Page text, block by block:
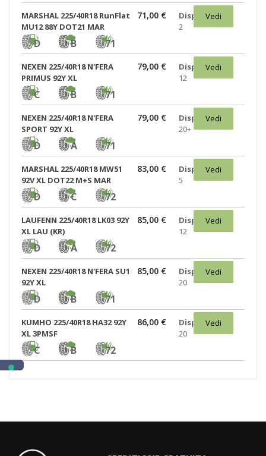
MARSHAL 225/40R18 RunFlat
MU12 88Y DOT21 MAR
D B 71
71,00 €
Disponibili:
2
Vedi
NEXEN 225/40R18 N'FERA
PRIMUS 92Y XL
C B 71
79,00 €
Disponibili:
12
Vedi
NEXEN 225/40R18 N'FERA
SPORT 92Y XL
D A 71
79,00 €
Disponibili:
20+
Vedi
MARSHAL 225/40R18 MW51
92V XL DOT22 M+S MAR
D C 72
83,00 €
Disponibili:
5
Vedi
LAUFENN 225/40R18 LK03 92Y
XL LAU (KR)
D A 72
85,00 €
Disponibili:
12
Vedi
NEXEN 225/40R18 N'FERA SU1
92Y XL
D B 71
85,00 €
Disponibili:
20
Vedi
KUMHO 225/40R18 HA32 92Y
XL 3PMSF
C B 72
86,00 €
Disponibili:
20
Vedi